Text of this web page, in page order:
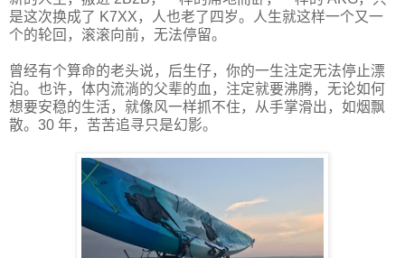
是这次换成了 K7XX，人也老了四岁。人生就这样一个又一
个的轮回，滚滚向前，无法停留。
曾经有个算命的老头说，后生仔，你的一生注定无法停止漂
泊。也许，体内流淌的父辈的血，注定就要沸腾，无论如何
想要安稳的生活，就像风一样抓不住，从手掌滑出，如烟飘
散。30 年，苦苦追寻只是幻影。